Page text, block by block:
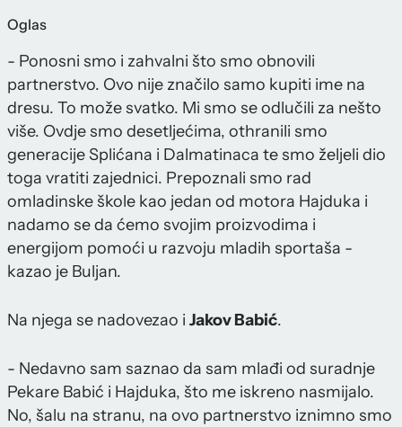
Oglas
- Ponosni smo i zahvalni što smo obnovili
partnerstvo. Ovo nije značilo samo kupiti ime na
dresu. To može svatko. Mi smo se odlučili za nešto
više. Ovdje smo desetljećima, othranili smo
generacije Splićana i Dalmatinaca te smo željeli dio
toga vratiti zajednici. Prepoznali smo rad
omladinske škole kao jedan od motora Hajduka i
nadamo se da ćemo svojim proizvodima i
energijom pomoći u razvoju mladih sportaša -
kazao je Buljan.
Na njega se nadovezao i Jakov Babić.
- Nedavno sam saznao da sam mlađi od suradnje
Pekare Babić i Hajduka, što me iskreno nasmijalo.
No, šalu na stranu, na ovo partnerstvo iznimno smo